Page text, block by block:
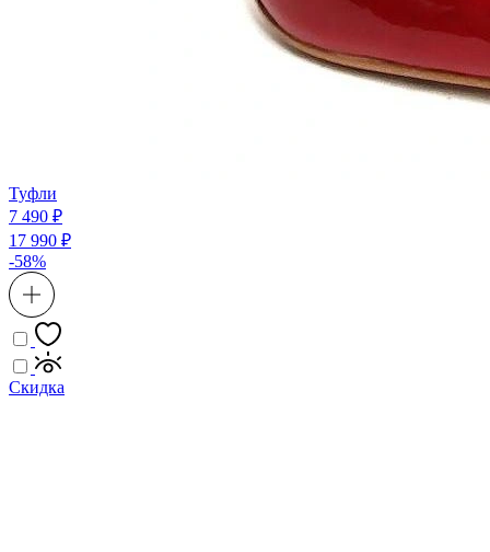
Туфли
7 490 ₽
17 990 ₽
-58%
Скидка